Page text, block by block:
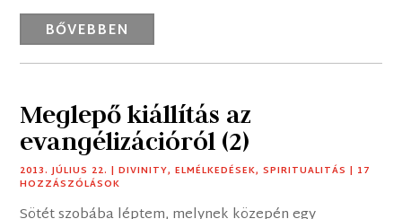
BŐVEBBEN
Meglepő kiállítás az
evangélizációról (2)
2013. JÚLIUS 22. |DIVINITY,ELMÉLKEDÉSEK,SPIRITUALITÁS | 17
HOZZÁSZÓLÁSOK